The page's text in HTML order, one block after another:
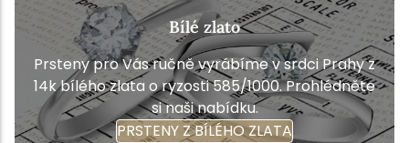
Bílé zlato
Prsteny pro Vás ručně vyrábíme v srdci Prahy z
14k bílého zlata o ryzosti 585/1000. Prohlédněte
si naši nabídku.
PRSTENY Z BÍLÉHO ZLATA